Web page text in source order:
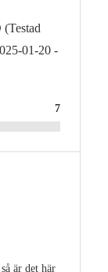
01-20 -
7
är det här